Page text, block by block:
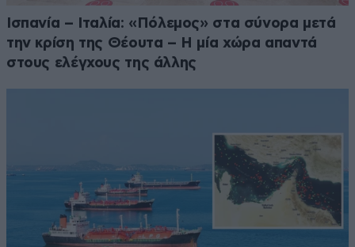
Ισπανία – Ιταλία: «Πόλεμος» στα σύνορα μετά
την κρίση της Θέουτα – Η μία χώρα απαντά
στους ελέγχους της άλλης